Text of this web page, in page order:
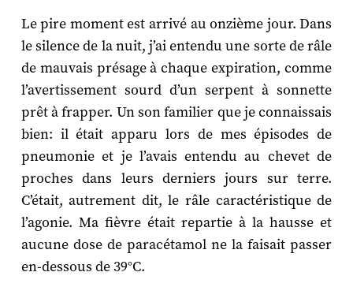
Le pire moment est arrivé au onzième jour. Dans
le silence de la nuit, j’ai entendu une sorte de râle
de mauvais présage à chaque expiration, comme
l’avertissement sourd d’un serpent à sonnette
prêt à frapper. Un son familier que je connaissais
bien: il était apparu lors de mes épisodes de
pneumonie et je l’avais entendu au chevet de
proches dans leurs derniers jours sur terre.
C’était, autrement dit, le râle caractéristique de
l’agonie. Ma fièvre était repartie à la hausse et
aucune dose de paracétamol ne la faisait passer
en-dessous de 39°C.